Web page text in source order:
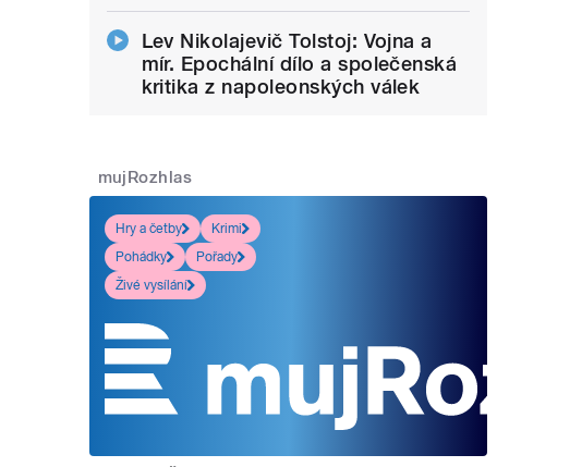
Lev Nikolajevič Tolstoj: Vojna a
mír. Epochální dílo a společenská
kritika z napoleonských válek
mujRozhlas
Hry a četby
Krimi
Pohádky
Pořady
Živé vysílání